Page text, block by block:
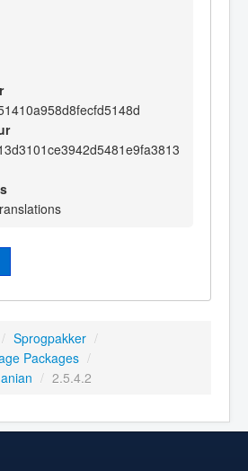
/ Sprogpakker /
Packages /
/ 2.5.4.2